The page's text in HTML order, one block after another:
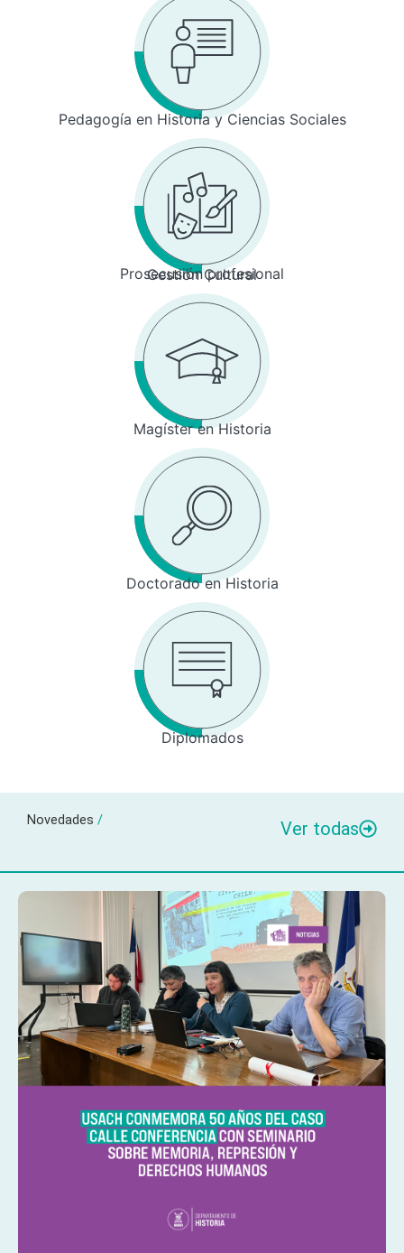
Pedagogía en Historia y Ciencias Sociales
Prosecusión profesional
Gestión Cultural
Magíster en Historia
Doctorado en Historia
Diplomados
Novedades / Ver todas